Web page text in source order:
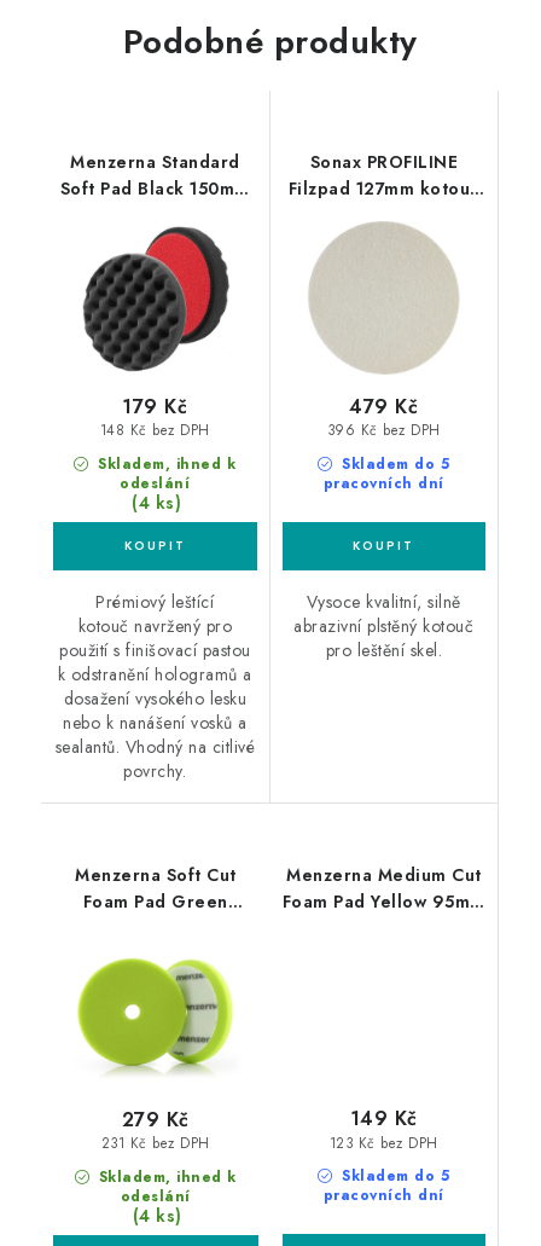
Podobné produkty
Menzerna Standard
Soft Pad Black 150mm
Skladem, ihned k
odeslání
(4 ks)
148 Kč bez DPH
179 Kč
Prémiový leštící
kotouč navržený pro
použití s ​​finišovací pastou
k odstranění hologramů a
dosažení vysokého lesku
nebo k nanášení vosků a
sealantů. Vhodný na citlivé
povrchy.
Sonax PROFILINE
Filzpad 127mm kotouč
filcový na skla 2ks
Skladem do 5
pracovních dní
396 Kč bez DPH
479 Kč
Vysoce kvalitní, silně
abrazivní plstěný kotouč
pro leštění skel.
Menzerna Soft Cut
Foam Pad Green
Skladem, ihned k
odeslání
(4 ks)
231 Kč bez DPH
279 Kč
Menzerna Medium Cut
Foam Pad Yellow 95mm
Skladem do 5
pracovních dní
123 Kč bez DPH
149 Kč